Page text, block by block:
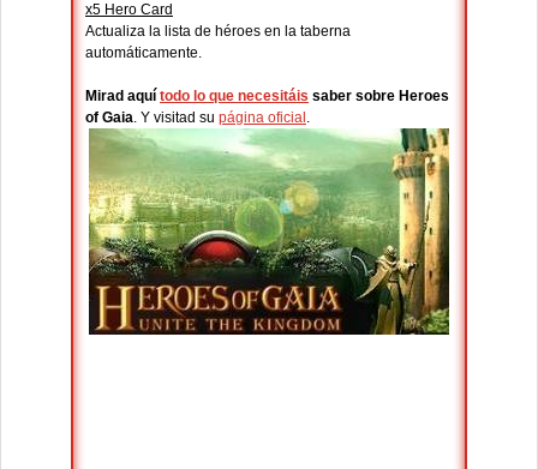
x5 Hero Card
Actualiza la lista de héroes en la taberna
automáticamente.
Mirad aquí todo lo que necesitáis saber sobre Heroes
of Gaia. Y visitad su página oficial .